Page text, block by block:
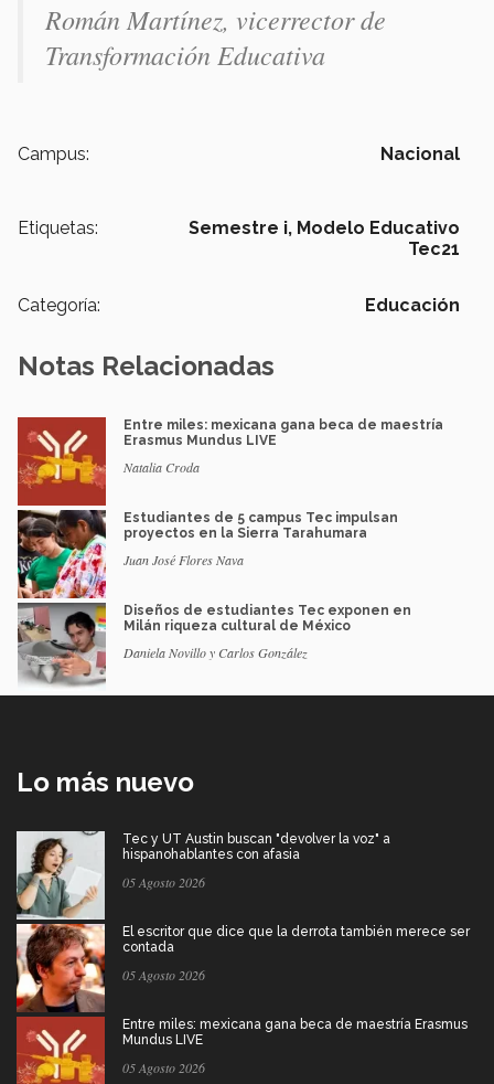
Román Martínez, vicerrector de
Transformación Educativa
Campus: Nacional
Etiquetas: Semestre i, Modelo Educativo
Tec21
Categoría: Educación
Notas Relacionadas
Entre miles: mexicana gana beca de maestría
Erasmus Mundus LIVE
Natalia Croda
Estudiantes de 5 campus Tec impulsan
proyectos en la Sierra Tarahumara
Juan José Flores Nava
Diseños de estudiantes Tec exponen en
Milán riqueza cultural de México
Daniela Novillo y Carlos González
Lo más nuevo
Tec y UT Austin buscan "devolver la voz" a
hispanohablantes con afasia
05 Agosto 2026
El escritor que dice que la derrota también merece ser
contada
05 Agosto 2026
Entre miles: mexicana gana beca de maestría Erasmus
Mundus LIVE
05 Agosto 2026